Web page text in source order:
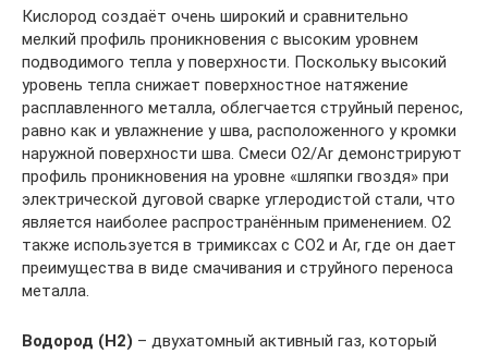
Кислород создаёт очень широкий и сравнительно
мелкий профиль проникновения с высоким уровнем
подводимого тепла у поверхности. Поскольку высокий
уровень тепла снижает поверхностное натяжение
расплавленного металла, облегчается струйный перенос,
равно как и увлажнение у шва, расположенного у кромки
наружной поверхности шва. Смеси O2/Ar демонстрируют
профиль проникновения на уровне «шляпки гвоздя» при
электрической дуговой сварке углеродистой стали, что
является наиболее распространённым применением. O2
также используется в тримиксах с CO2 и Ar, где он дает
преимущества в виде смачивания и струйного переноса
металла.
Водород (H2) – двухатомный активный газ, который